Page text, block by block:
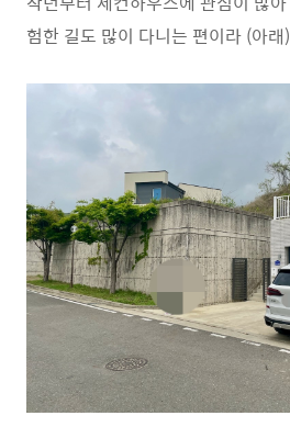
험한 길도 많이 다니는 편이라 (아래)